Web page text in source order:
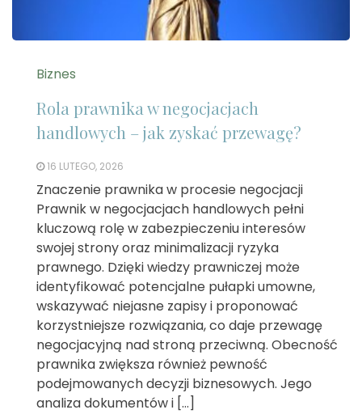
Biznes
Rola prawnika w negocjacjach
handlowych – jak zyskać przewagę?
16 LUTEGO, 2026
Znaczenie prawnika w procesie negocjacji
Prawnik w negocjacjach handlowych pełni
kluczową rolę w zabezpieczeniu interesów
swojej strony oraz minimalizacji ryzyka
prawnego. Dzięki wiedzy prawniczej może
identyfikować potencjalne pułapki umowne,
wskazywać niejasne zapisy i proponować
korzystniejsze rozwiązania, co daje przewagę
negocjacyjną nad stroną przeciwną. Obecność
prawnika zwiększa również pewność
podejmowanych decyzji biznesowych. Jego
analiza dokumentów i […]